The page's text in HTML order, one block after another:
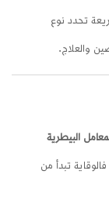
تحدد نوع
والعلاج.
البيطرية
تبدأ من